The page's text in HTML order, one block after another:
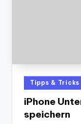
Posted
in
Tipps & Tricks
iPhone
speichern